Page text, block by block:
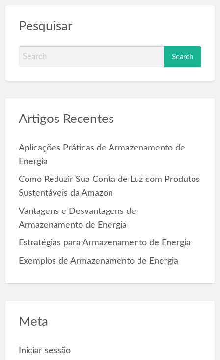
Pesquisar
a
h
o
r
Artigos Recentes
Aplicações Práticas de Armazenamento de
Energia
Como Reduzir Sua Conta de Luz com Produtos
Sustentáveis da Amazon
Vantagens e Desvantagens de
Armazenamento de Energia
Estratégias para Armazenamento de Energia
Exemplos de Armazenamento de Energia
Meta
Iniciar sessão